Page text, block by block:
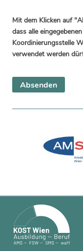
Mit dem Klicken auf
dass alle
Koordinierungsstelle
verwendet werden